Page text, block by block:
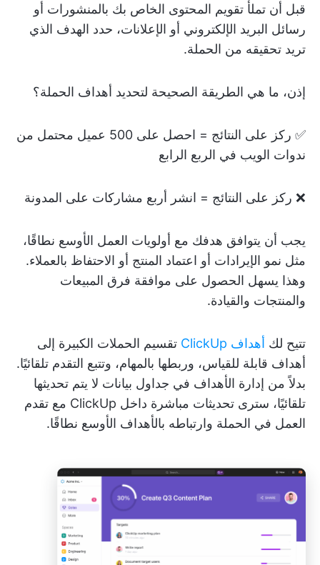
قبل أن تملأ تقويم المحتوى الخاص بك بالمنشورات أو
رسائل البريد الإلكتروني أو الإعلانات، حدد الهدف الذي
تريد تحقيقه من الحملة.
إذن، ما هي الطريقة الصحيحة لتحديد أهداف الحملة؟
✅ ركز على النتائج = احصل على 500 عميل محتمل من
ندوات الويب في الربع الرابع
❌ ركز على النتائج = انشر أربع مشاركات على المدونة
يجب أن يتوافق هدفك مع أولويات العمل الأوسع نطاقًا،
مثل نمو الإيرادات أو اعتماد المنتج أو الاحتفاظ بالعملاء.
وهذا يسهل الحصول على موافقة فرق المبيعات
والمنتجات والقيادة.
تتيح لك أهداف ClickUp
تقسيم الحملات الكبيرة إلى
أهداف قابلة للقياس، وربطها بالمهام، وتتبع التقدم تلقائيًا.
بدلاً من إدارة الأهداف في جداول بيانات لا يتم تحديثها
تلقائيًا، سترى تحديثات مباشرة داخل ClickUp مع تقدم
العمل في الحملة وارتباطه بالأهداف الأوسع نطاقًا.